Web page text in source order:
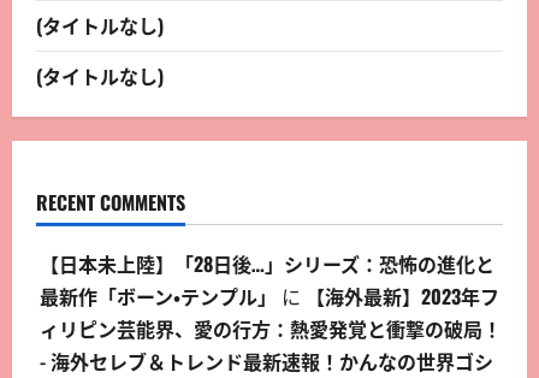
(タイトルなし)
(タイトルなし)
RECENT COMMENTS
【日本未上陸】「28日後…」シリーズ：恐怖の進化と
最新作「ボーン・テンプル」
に
【海外最新】2023年フ
ィリピン芸能界、愛の行方：熱愛発覚と衝撃の破局！
- 海外セレブ＆トレンド最新速報！かんなの世界ゴシ